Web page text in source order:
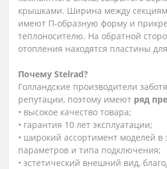
крышками. Ширина между
имеют П-образную форму и
теплоносителю. На обратной
отопления находятся пластины
Почему Stelrad?
Голландские производители
репутации, поэтому имеют ряд
• высокое качество товара;
• гарантия 10 лет эксплуатации;
• широкий ассортимент моделей в
параметров и типа подключения;
• эстетический внешний вид,